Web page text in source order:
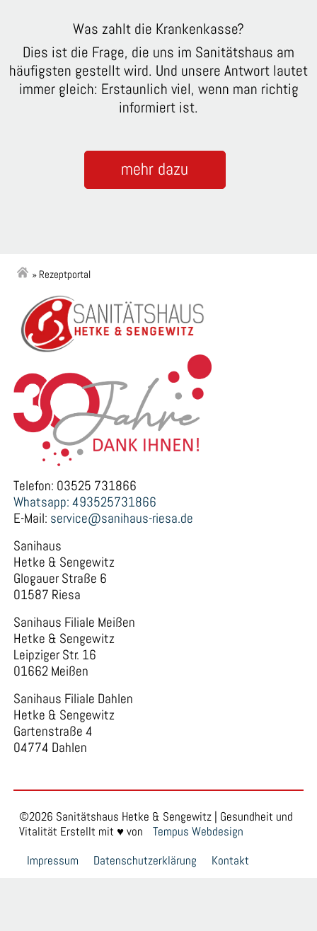
Was zahlt die Krankenkasse?
Dies ist die Frage, die uns im Sanitätshaus am
häufigsten gestellt wird. Und unsere Antwort lautet
immer gleich: Erstaunlich viel, wenn man richtig
informiert ist.
mehr dazu
» Rezeptportal
Telefon: 03525 731866
Whatsapp: 493525731866
E-Mail: service@sanihaus-riesa.de
Sanihaus
Hetke & Sengewitz
Glogauer Straße 6
01587 Riesa
Sanihaus Filiale Meißen
Hetke & Sengewitz
Leipziger Str. 16
01662 Meißen
Sanihaus Filiale Dahlen
Hetke & Sengewitz
Gartenstraße 4
04774 Dahlen
©2026 Sanitätshaus Hetke & Sengewitz | Gesundheit und
Vitalität Erstellt mit ♥ von
Tempus Webdesign
Impressum
Datenschutzerklärung Kontakt